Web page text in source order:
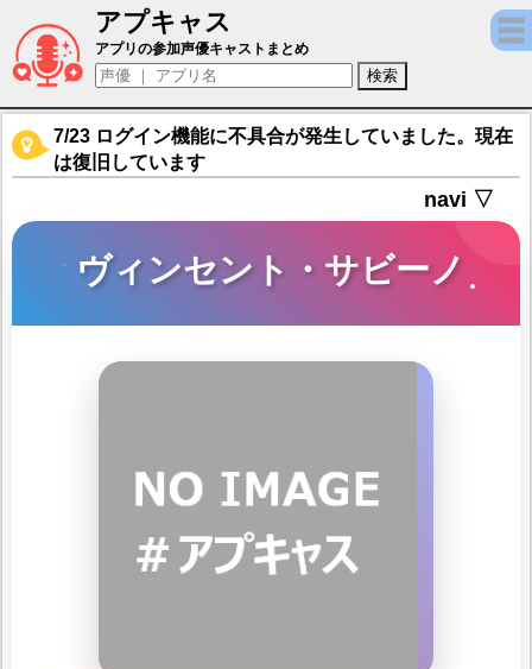
アプキャス
ヴィンセント・サビーノ（声優：拝真之介)
アプリの参加声優キャストまとめ
7/23 ログイン機能に不具合が発生していました。現在
は復旧しています
navi ▽
ヴィンセント・サビーノ